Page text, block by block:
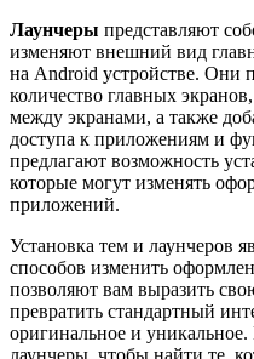
Лаунчеры представляют
изменяют внешний вид
на Android устройстве. Они
количество главных
между экранами, а также
доступа к приложениям и
предлагают возможность
которые могут изменять
приложений.
Установка тем и лаунчеров
способов изменить
позволяют вам выразить
превратить стандартный
оригинальное и
лаунчеры, чтобы найти те,